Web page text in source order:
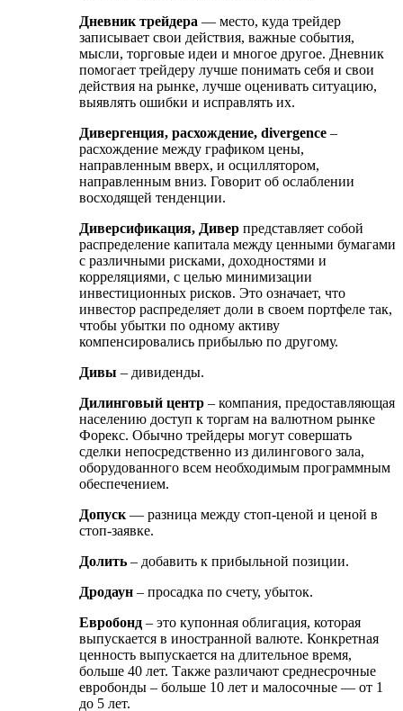
Дневник трейдера — место, куда трейдер
записывает свои действия, важные события,
мысли, торговые идеи и многое другое. Дневник
помогает трейдеру лучше понимать себя и свои
действия на рынке, лучше оценивать ситуацию,
выявлять ошибки и исправлять их.
Дивергенция, расхождение, divergence –
расхождение между графиком цены,
направленным вверх, и осциллятором,
направленным вниз. Говорит об ослаблении
восходящей тенденции.
Диверсификация, Дивер представляет собой
распределение капитала между ценными бумагами
с различными рисками, доходностями и
корреляциями, с целью минимизации
инвестиционных рисков. Это означает, что
инвестор распределяет доли в своем портфеле так,
чтобы убытки по одному активу
компенсировались прибылью по другому.
Дивы – дивиденды.
Дилинговый центр – компания, предоставляющая
населению доступ к торгам на валютном рынке
Форекс. Обычно трейдеры могут совершать
сделки непосредственно из дилингового зала,
оборудованного всем необходимым программным
обеспечением.
Допуск— разница между стоп-ценой и ценой в
стоп-заявке.
Долить – добавить к прибыльной позиции.
Дродаун – просадка по счету, убыток.
Евробонд – это купонная облигация, которая
выпускается в иностранной валюте. Конкретная
ценность выпускается на длительное время,
больше 40 лет. Также различают среднесрочные
евробонды – больше 10 лет и малосочные — от 1
до 5 лет.